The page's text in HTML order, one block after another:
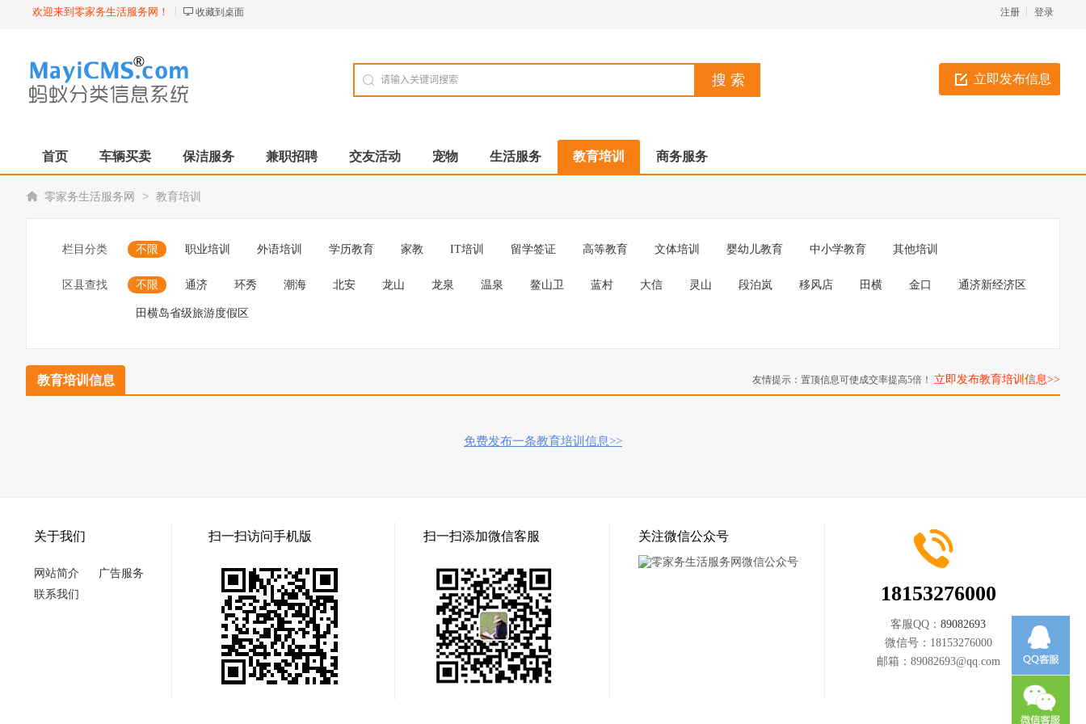
欢迎来到零家务生活服务网！ 收藏到桌面 登录
注册
立即发布信息
首页 车辆买卖 保洁服务 兼职招聘 交友活动 宠物 生活服务 教育培训 商务服务
零家务生活服务网 > 教育培训
栏目分类 不限 职业培训 外语培训 学历教育 家教 IT培训 留学签证 高等教育 文体培训 婴幼儿教育 中小学教育 其他培训
区县查找 不限 通济 环秀 潮海 北安 龙山 龙泉 温泉 鳌山卫 蓝村 大信 灵山 段泊岚 移风店 田横 金口 通济新经济区
田横岛省级旅游度假区
教育培训信息 友情提示：置顶信息可使成交率提高5倍！ 立即发布教育培训信息>>
免费发布一条教育培训信息>>
关于我们
网站简介
广告服务
联系我们
扫一扫访问手机版 扫一扫添加微信客服 关注微信公众号
18153276000
客服QQ： 89082693
微信号： 18153276000
邮箱： 89082693@qq.com